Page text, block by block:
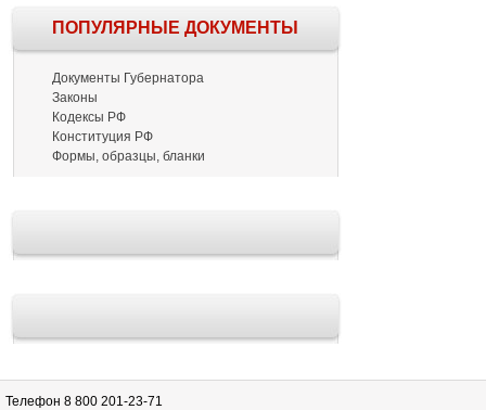
ПОПУЛЯРНЫЕ ДОКУМЕНТЫ
Документы Губернатора
Законы
Кодексы РФ
Конституция РФ
Формы, образцы, бланки
Телефон 8 800 201-23-71